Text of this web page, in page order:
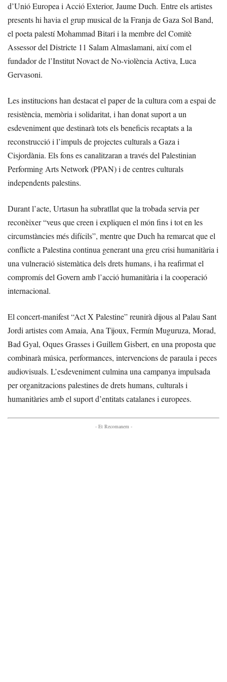
d’Unió Europea i Acció Exterior, Jaume Duch. Entre els artistes
presents hi havia el grup musical de la Franja de Gaza Sol Band,
el poeta palestí Mohammad Bitari i la membre del Comitè
Assessor del Districte 11 Salam Almaslamani, així com el
fundador de l’Institut Novact de No-violència Activa, Luca
Gervasoni.
Les institucions han destacat el paper de la cultura com a espai de
resistència, memòria i solidaritat, i han donat suport a un
esdeveniment que destinarà tots els beneficis recaptats a la
reconstrucció i l’impuls de projectes culturals a Gaza i
Cisjordània. Els fons es canalitzaran a través del Palestinian
Performing Arts Network (PPAN) i de centres culturals
independents palestins.
Durant l’acte, Urtasun ha subratllat que la trobada servia per
reconèixer “veus que creen i expliquen el món fins i tot en les
circumstàncies més difícils”, mentre que Duch ha remarcat que el
conflicte a Palestina continua generant una greu crisi humanitària i
una vulneració sistemàtica dels drets humans, i ha reafirmat el
compromís del Govern amb l’acció humanitària i la cooperació
internacional.
El concert-manifest “Act X Palestine” reunirà dijous al Palau Sant
Jordi artistes com Amaia, Ana Tijoux, Fermín Muguruza, Morad,
Bad Gyal, Oques Grasses i Guillem Gisbert, en una proposta que
combinarà música, performances, intervencions de paraula i peces
audiovisuals. L’esdeveniment culmina una campanya impulsada
per organitzacions palestines de drets humans, culturals i
humanitàries amb el suport d’entitats catalanes i europees.
- Et Recomanem -